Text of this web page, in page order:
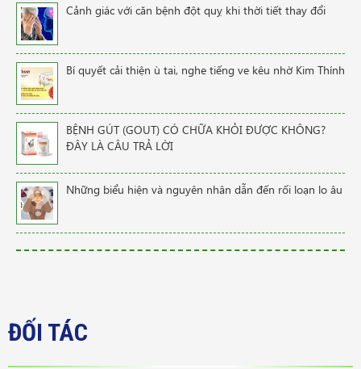
Cảnh giác với căn bệnh đột quỵ khi thời tiết thay đổi
Bí quyết cải thiện ù tai, nghe tiếng ve kêu nhờ Kim Thính
BỆNH GÚT (GOUT) CÓ CHỮA KHỎI ĐƯỢC KHÔNG?
ĐÂY LÀ CÂU TRẢ LỜI
Những biểu hiện và nguyên nhân dẫn đến rối loạn lo âu
ĐỐI TÁC